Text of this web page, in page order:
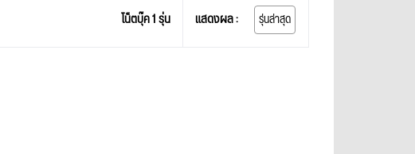
โน็ตบุ๊ค 1 รุ่น แสดงผล : รุ่นล่าสุด